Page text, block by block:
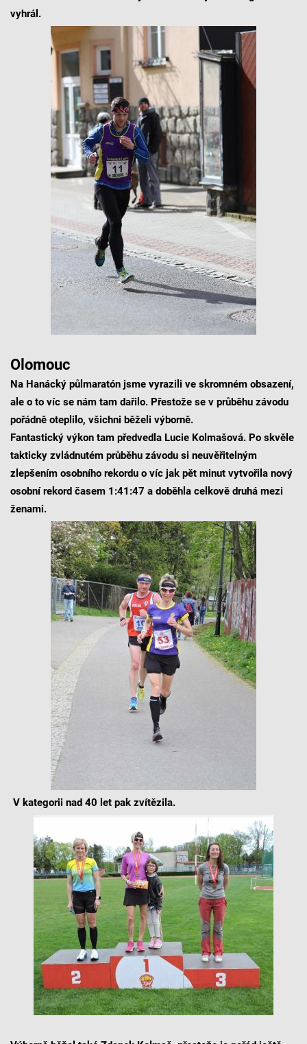
vyhrál.
Olomouc
Na Hanácký půlmaratón jsme vyrazili ve skromném obsazení,
ale o to víc se nám tam dařilo. Přestože se v průběhu závodu
pořádně oteplilo, všichni běželi výborně.
Fantastický výkon tam předvedla Lucie Kolmašová. Po skvěle
takticky zvládnutém průběhu závodu si neuvěřitelným
zlepšením osobního rekordu o víc jak pět minut vytvořila nový
osobní rekord časem 1:41:47 a doběhla celkově druhá mezi
ženami.
V kategorii nad 40 let pak zvítězila.